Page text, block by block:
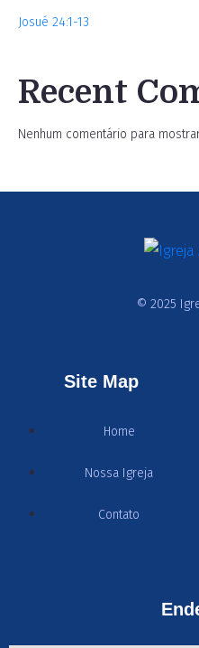
Josué 24:1-13
Recent
Nenhum comentário para
© 2025
Site Map
Home
Nossa Igreja
Contato